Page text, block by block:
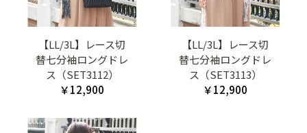
【LL/3L】レース切
替七分袖ロングドレ
ス（SET3112）
￥12,900
【LL/3L】レース切
替七分袖ロングドレ
ス（SET3113）
￥12,900